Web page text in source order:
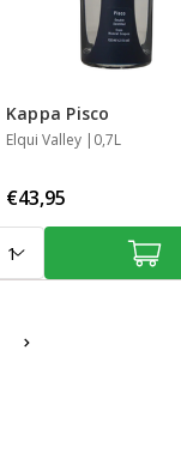
Kappa Pisco
Streek
Elqui Valley
Inhoud 0,7L
€43,95